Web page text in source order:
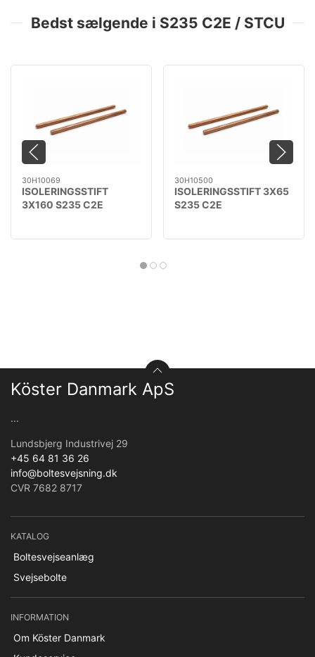
Bedst sælgende i S235 C2E / STCU
30H10069
ISOLERINGSSTIFT
3X160 S235 C2E
30H10500
ISOLERINGSSTIFT 3X65
S235 C2E
Köster Danmark ApS
...
Lundsbjerg Industrivej 29
+45 64 81 36 26
info@boltesvejsning.dk
CVR 7682 8717
KATALOG
Boltesvejseanlæg
Svejsebolte
INFORMATION
Om Köster Danmark